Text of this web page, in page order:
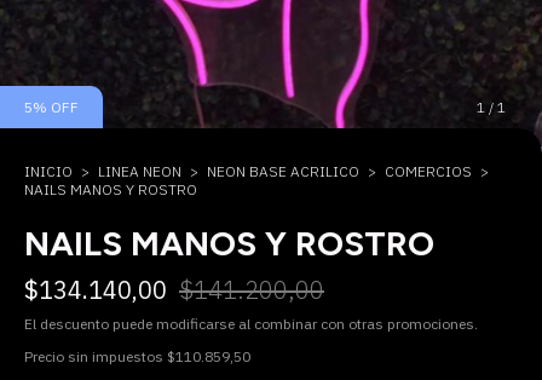
5% OFF 1 / 1
INICIO > LINEA NEON > NEON BASE ACRILICO > COMERCIOS >
NAILS MANOS Y ROSTRO
NAILS MANOS Y ROSTRO
$134.140,00 $141.200,00
El descuento puede modificarse al combinar con otras promociones.
Precio sin impuestos $110.859,50